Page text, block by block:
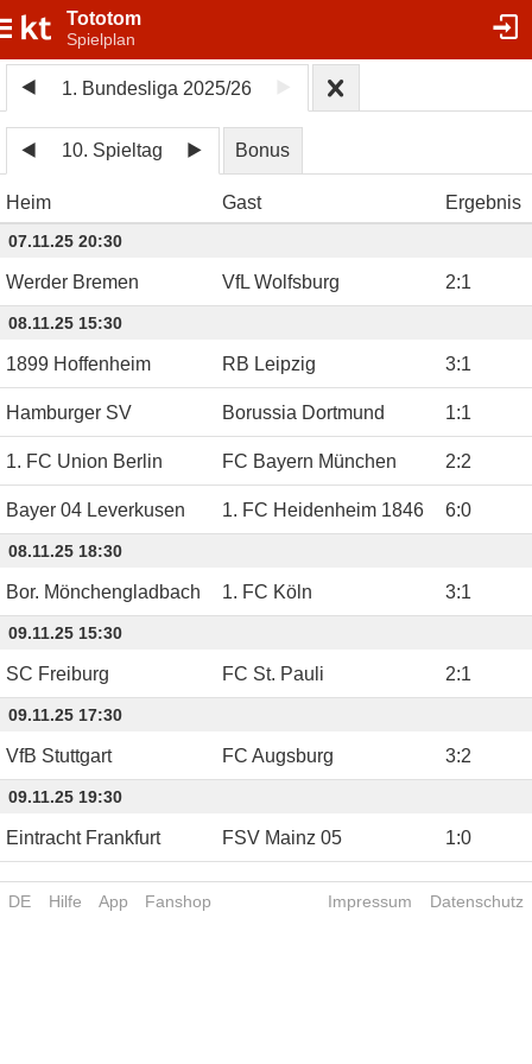
Tototom
Spielplan
1. Bundesliga 2025/26
10. Spieltag Bonus
Heim Gast Ergebnis
07.11.25 20:30
Werder Bremen VfL Wolfsburg 2:1
08.11.25 15:30
1899 Hoffenheim RB Leipzig 3:1
Hamburger SV Borussia Dortmund 1:1
1. FC Union Berlin FC Bayern München 2:2
Bayer 04 Leverkusen 1. FC Heidenheim 1846 6:0
08.11.25 18:30
Bor. Mönchengladbach 1. FC Köln 3:1
09.11.25 15:30
SC Freiburg FC St. Pauli 2:1
09.11.25 17:30
VfB Stuttgart FC Augsburg 3:2
09.11.25 19:30
Eintracht Frankfurt FSV Mainz 05 1:0
DE Hilfe App Fanshop Impressum Datenschutz